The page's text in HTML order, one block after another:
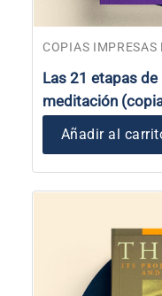
COPIAS IMPRESAS
Las 21 etapas de
meditación
Añadir al